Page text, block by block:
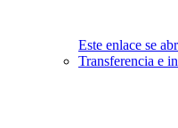
Este enlace se
Transferencia e